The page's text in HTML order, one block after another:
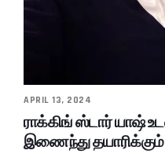
APRIL 13, 2024
ராக்கிங் ஸ்டார் யாஷ்
இணைந்து